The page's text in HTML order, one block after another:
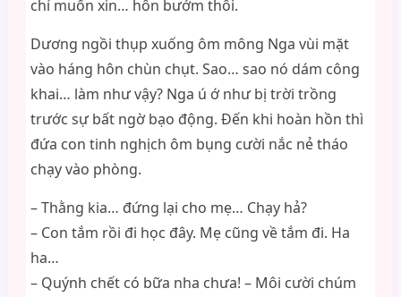
chỉ muốn xin… hôn bướm thôi.
Dương ngồi thụp xuống ôm mông Nga vùi mặt
vào háng hôn chùn chụt. Sao… sao nó dám công
khai… làm như vậy? Nga ú ớ như bị trời trồng
trước sự bất ngờ bạo động. Đến khi hoàn hồn thì
đứa con tinh nghịch ôm bụng cười nắc nẻ tháo
chạy vào phòng.
– Thằng kia… đứng lại cho mẹ… Chạy hả?
– Con tắm rồi đi học đây. Mẹ cũng về tắm đi. Ha
ha…
– Quýnh chết có bữa nha chưa! – Môi cười chúm